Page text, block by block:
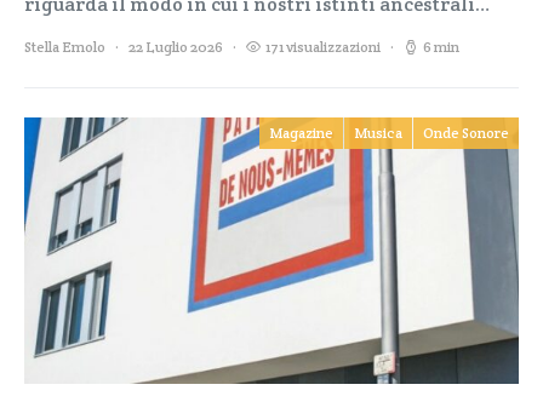
Stella Emolo 22 Luglio 2026 171 visualizzazioni 6 min
Magazine Musica Onde Sonore